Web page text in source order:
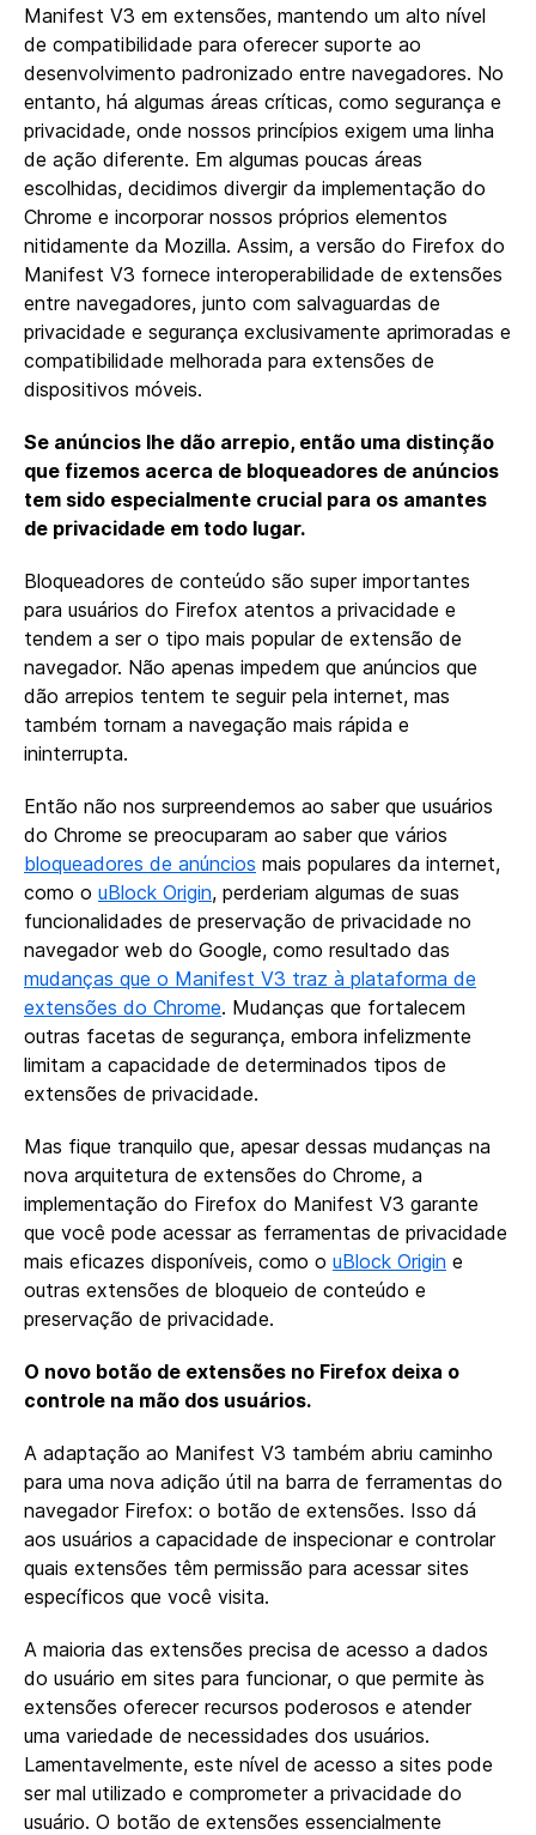
Manifest V3 em extensões, mantendo um alto nível
de compatibilidade para oferecer suporte ao
desenvolvimento padronizado entre navegadores. No
entanto, há algumas áreas críticas, como segurança e
privacidade, onde nossos princípios exigem uma linha
de ação diferente. Em algumas poucas áreas
escolhidas, decidimos divergir da implementação do
Chrome e incorporar nossos próprios elementos
nitidamente da Mozilla. Assim, a versão do Firefox do
Manifest V3 fornece interoperabilidade de extensões
entre navegadores, junto com salvaguardas de
privacidade e segurança exclusivamente aprimoradas e
compatibilidade melhorada para extensões de
dispositivos móveis.
Se anúncios lhe dão arrepio, então uma distinção
que fizemos acerca de bloqueadores de anúncios
tem sido especialmente crucial para os amantes
de privacidade em todo lugar.
Bloqueadores de conteúdo são super importantes
para usuários do Firefox atentos a privacidade e
tendem a ser o tipo mais popular de extensão de
navegador. Não apenas impedem que anúncios que
dão arrepios tentem te seguir pela internet, mas
também tornam a navegação mais rápida e
ininterrupta.
Então não nos surpreendemos ao saber que usuários
do Chrome se preocuparam ao saber que vários
bloqueadores de anúncios mais populares da internet,
como o uBlock Origin, perderiam algumas de suas
funcionalidades de preservação de privacidade no
navegador web do Google, como resultado das
mudanças que o Manifest V3 traz à plataforma de
extensões do Chrome. Mudanças que fortalecem
outras facetas de segurança, embora infelizmente
limitam a capacidade de determinados tipos de
extensões de privacidade.
Mas fique tranquilo que, apesar dessas mudanças na
nova arquitetura de extensões do Chrome, a
implementação do Firefox do Manifest V3 garante
que você pode acessar as ferramentas de privacidade
mais eficazes disponíveis, como o uBlock Origin e
outras extensões de bloqueio de conteúdo e
preservação de privacidade.
O novo botão de extensões no Firefox deixa o
controle na mão dos usuários.
A adaptação ao Manifest V3 também abriu caminho
para uma nova adição útil na barra de ferramentas do
navegador Firefox: o botão de extensões. Isso dá
aos usuários a capacidade de inspecionar e controlar
quais extensões têm permissão para acessar sites
específicos que você visita.
A maioria das extensões precisa de acesso a dados
do usuário em sites para funcionar, o que permite às
extensões oferecer recursos poderosos e atender
uma variedade de necessidades dos usuários.
Lamentavelmente, este nível de acesso a sites pode
ser mal utilizado e comprometer a privacidade do
usuário. O botão de extensões essencialmente